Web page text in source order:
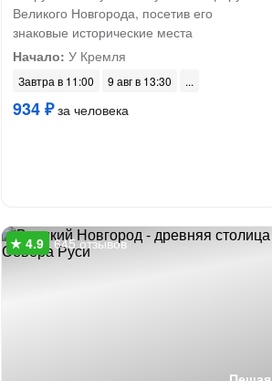
Великого Новгорода, посетив его
знаковые исторические места
Начало: У Кремля
Завтра в 11:00 9 авг в 13:30
934 ₽за человека
645 отзывов